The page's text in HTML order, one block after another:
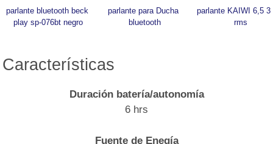
parlante bluetooth beck
play sp-076bt negro
parlante para Ducha
bluetooth
parlante KAIWI 6,5
rms
Características
Duración batería/autonomía
6 hrs
Fuente de Enegía